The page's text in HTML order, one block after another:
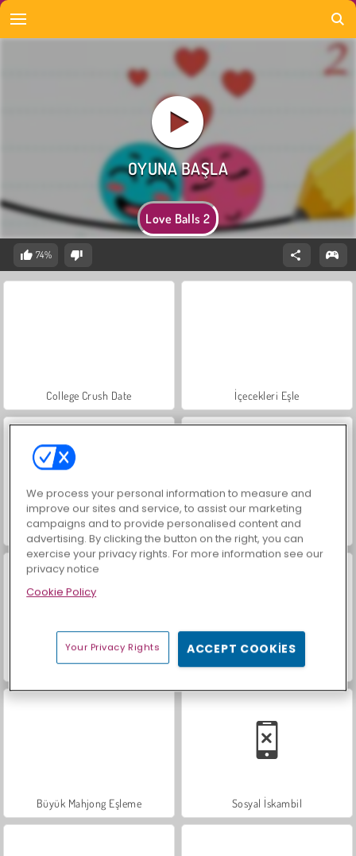
Love Balls 2
74%
College Crush Date İçecekleri Eşle
Royal Story Scala 40
Charm Farm Let's Fish!
Büyük Mahjong Eşleme Sosyal İskambil
We process your personal information to measure and
improve our sites and service, to assist our marketing
campaigns and to provide personalised content and
advertising. By clicking the button on the right, you can
exercise your privacy rights. For more information see our
privacy notice
Cookie Policy
Your Privacy Rights ACCEPT COOKIES